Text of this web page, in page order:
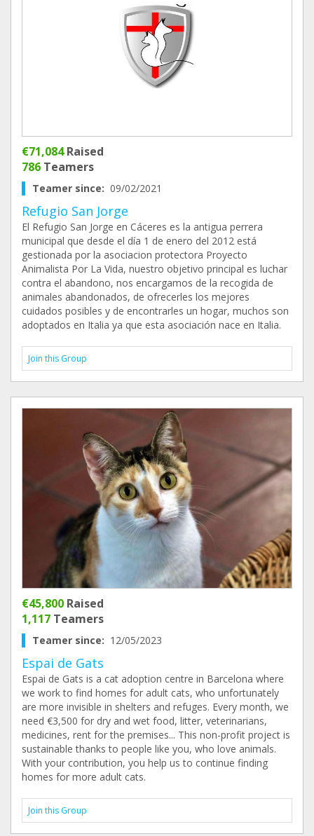
€71,084Raised
786 Teamers
Teamer since: 09/02/2021
Refugio San Jorge
El Refugio San Jorge en Cáceres es la antigua perrera
municipal que desde el día 1 de enero del 2012 está
gestionada por la asociacion protectora Proyecto
Animalista Por La Vida, nuestro objetivo principal es luchar
contra el abandono, nos encargamos de la recogida de
animales abandonados, de ofrecerles los mejores
cuidados posibles y de encontrarles un hogar, muchos son
adoptados en Italia ya que esta asociación nace en Italia.
Join this Group
€45,800 Raised
1,117 Teamers
Teamer since: 12/05/2023
Espai de Gats
Espai de Gats is a cat adoption centre in Barcelona where
we work to find homes for adult cats, who unfortunately
are more invisible in shelters and refuges. Every month, we
need €3,500 for dry and wet food, litter, veterinarians,
medicines, rent for the premises... This non-profit project is
sustainable thanks to people like you, who love animals.
With your contribution, you help us to continue finding
homes for more adult cats.
Join this Group